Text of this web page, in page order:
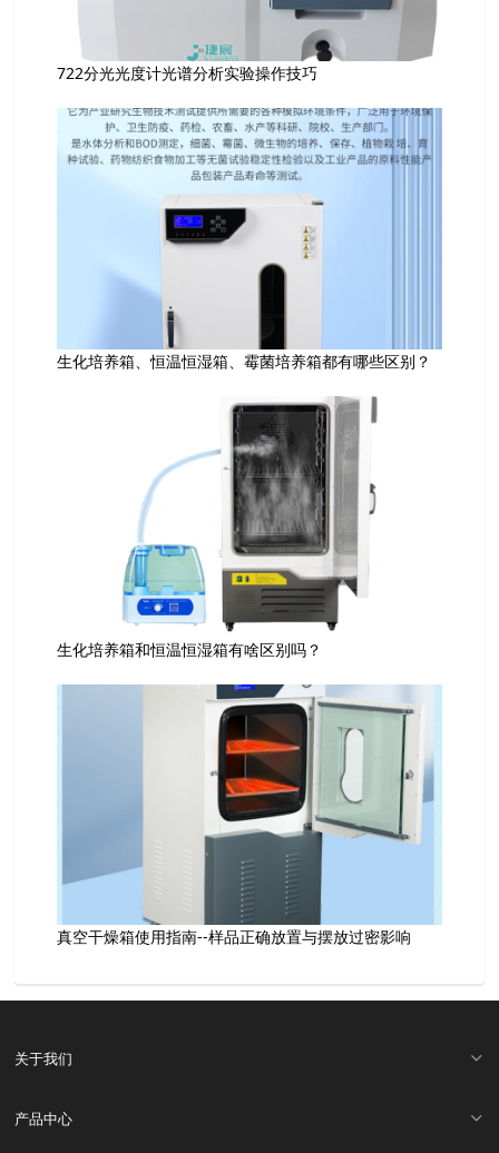
722分光光度计光谱分析实验操作技巧
生化培养箱、恒温恒湿箱、霉菌培养箱都有哪些区别？
生化培养箱和恒温恒湿箱有啥区别吗？
真空干燥箱使用指南--样品正确放置与摆放过密影响
关于我们
产品中心